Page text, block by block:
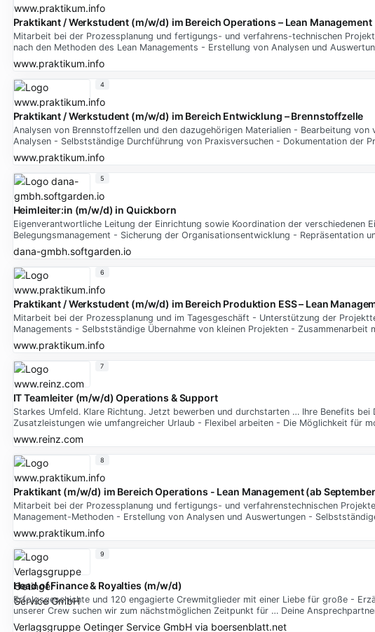
Praktikant / Werkstudent (m/w/d) im Bereich Operations – Lean Management
Mitarbeit bei der Prozessplanung und fertigungs- und verfahrens-technischen
nach den Methoden des Lean Managements - Erstellung von Analysen und
www.praktikum.info
Praktikant / Werkstudent (m/w/d) im Bereich Entwicklung – Brennstoffzelle
Analysen von Brennstoffzellen und den dazugehörigen Materialien - Bearbeitung
Analysen - Selbstständige Durchführung von Praxisversuchen - Dokumentation der
www.praktikum.info
4
Heimleiter:in (m/w/d) in Quickborn
Eigenverantwortliche Leitung der Einrichtung sowie Koordination der verschiedenen
Belegungsmanagement - Sicherung der Organisationsentwicklung - Repräsentation
dana-gmbh.softgarden.io
5
Praktikant / Werkstudent (m/w/d) im Bereich Produktion ESS – Lean
Mitarbeit bei der Prozessplanung und im Tagesgeschäft - Unterstützung der
Managements - Selbstständige Übernahme von kleinen Projekten -
www.praktikum.info
6
IT Teamleiter (m/w/d) Operations & Support
Starkes Umfeld. Klare Richtung. Jetzt bewerben und durchstarten … Ihre Benefits
Zusatzleistungen wie umfangreicher Urlaub - Flexibel arbeiten - Die Möglichkeit für
www.reinz.com
7
Praktikant (m/w/d) im Bereich Operations - Lean Management (ab
Mitarbeit bei der Prozessplanung und fertigungs- und verfahrenstechnischen
Management-Methoden - Erstellung von Analysen und Auswertungen -
www.praktikum.info
8
Head of Finance & Royalties (m/w/d)
Erfolgsgeschichte und 120 engagierte Crewmitglieder mit einer Liebe für große -
unserer Crew suchen wir zum nächstmöglichen Zeitpunkt für … Deine
Verlagsgruppe Oetinger Service GmbHvia boersenblatt.net
9